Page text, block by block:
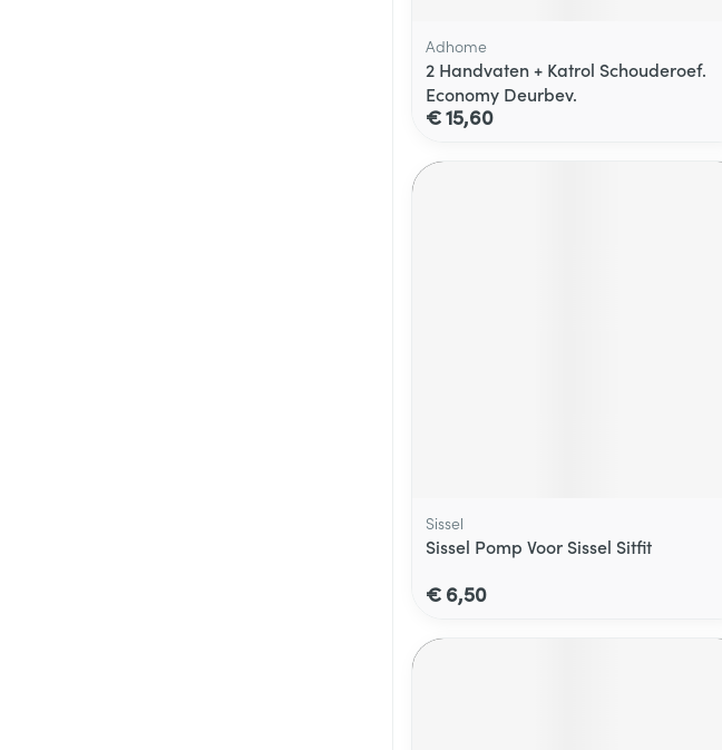
Adhome
2 Handvaten + Katrol Schouderoef.
Economy Deurbev.
€ 15,60
Sissel
Sissel Pomp Voor Sissel Sitfit
€ 6,50